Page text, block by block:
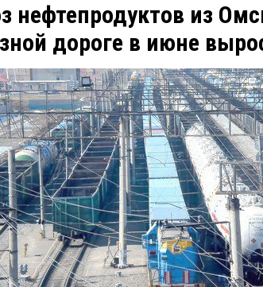
нефтепродуктов из
дороге в июне